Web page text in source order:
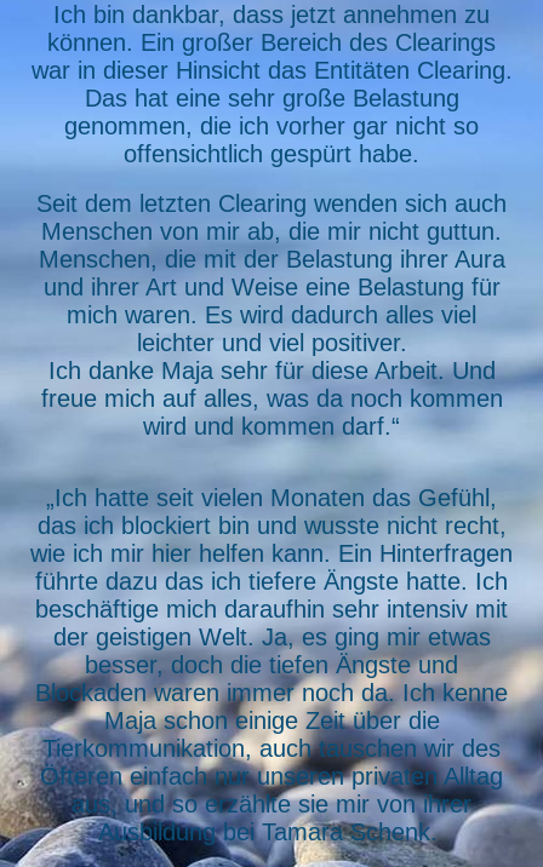
Ich bin dankbar, dass jetzt annehmen zu
können. Ein großer Bereich des Clearings
war in dieser Hinsicht das Entitäten Clearing.
Das hat eine sehr große Belastung
genommen, die ich vorher gar nicht so
offensichtlich gespürt habe.
Seit dem letzten Clearing wenden sich auch
Menschen von mir ab, die mir nicht guttun.
Menschen, die mit der Belastung ihrer Aura
und ihrer Art und Weise eine Belastung für
mich waren. Es wird dadurch alles viel
leichter und viel positiver.
Ich danke Maja sehr für diese Arbeit. Und
freue mich auf alles, was da noch kommen
wird und kommen darf.“
„Ich hatte seit vielen Monaten das Gefühl,
das ich blockiert bin und wusste nicht recht,
wie ich mir hier helfen kann. Ein Hinterfragen
führte dazu das ich tiefere Ängste hatte. Ich
beschäftige mich daraufhin sehr intensiv mit
der geistigen Welt. Ja, es ging mir etwas
besser, doch die tiefen Ängste und
Blockaden waren immer noch da. Ich kenne
Maja schon einige Zeit über die
Tierkommunikation, auch tauschen wir des
Öfteren einfach nur unseren privaten Alltag
aus, und so erzählte sie mir von ihrer
Ausbildung bei Tamara Schenk.